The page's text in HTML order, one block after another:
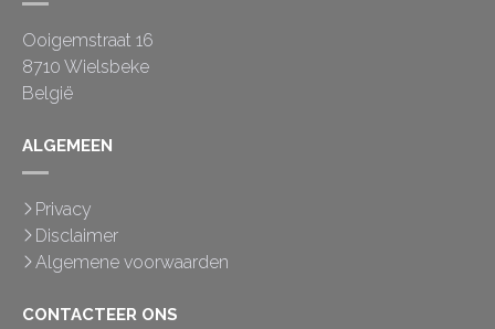
Ooigemstraat 16
8710 Wielsbeke
België
ALGEMEEN
Privacy
Disclaimer
Algemene voorwaarden
CONTACTEER ONS